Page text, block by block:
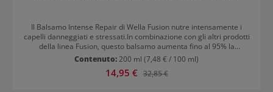
Il Balsamo Intense Repair di Wella Fusion nutre intensamente i
capelli danneggiati e stressati.In combinazione con gli altri prodotti
della linea Fusion, questo balsamo aumenta fino al 95% la
resistenza alla rottura e offre protezione ai capelli sottoposti a
stress. La formula Silksteel è ispirata alla seta dei ragni. È una delle
fibre più resistenti in natura.Gli ingredienti nutrienti e rigeneranti
Contenuto:200 ml (7,48 € / 100 ml)
Prezzo di vendita:
14,95 € Prezzo normale:
32,85 €